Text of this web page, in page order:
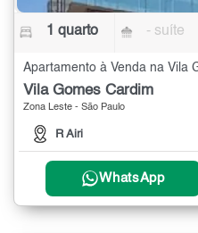
1 quarto - suíte
Vila Gomes Cardim
Zona Leste - São Paulo
R Airi
WhatsApp